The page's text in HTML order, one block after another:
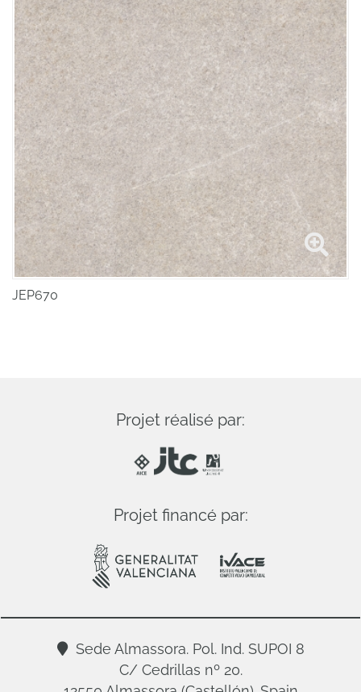
JEP670
Projet réalisé par:
Projet financé par:
Sede Almassora. Pol. Ind. SUPOI 8
C/ Cedrillas nº 20.